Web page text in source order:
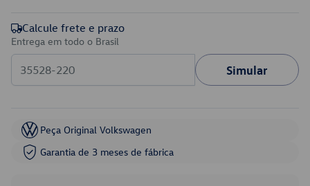
Calcule frete e prazo
Entrega em todo o Brasil
Simular
Peça Original Volkswagen
Garantia de 3 meses de fábrica